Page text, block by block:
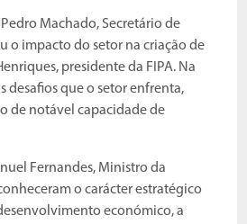
Machado, Secretário de
o impacto do setor na criação de
presidente da FIPA. Na
desafios que o setor enfrenta,
de notável capacidade de
Fernandes, Ministro da
o carácter estratégico
económico, a